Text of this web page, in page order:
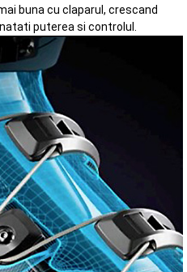
buna cu claparul, crescand
puterea si controlul.